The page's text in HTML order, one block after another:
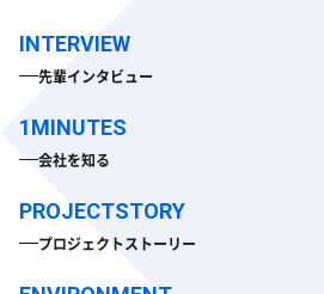
先輩インタビュー
会社を知る
プロジェクトストーリー